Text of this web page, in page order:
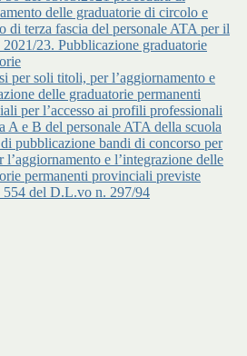
delle graduatorie di circolo e
di terza fascia del personale ATA per il
23. Pubblicazione graduatorie
per soli titoli, per l’aggiornamento e
delle graduatorie permanenti
per l’accesso ai profili professionali
A e B del personale ATA della scuola
pubblicazione bandi di concorso per
l’aggiornamento e l’integrazione delle
permanenti provinciali previste
554 del D.L.vo n. 297/94